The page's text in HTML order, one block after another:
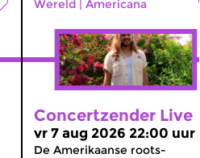
Wereld | Americana
Concertzender Live
vr 7 aug 2026 22:00 uur
De Amerikaanse roots-